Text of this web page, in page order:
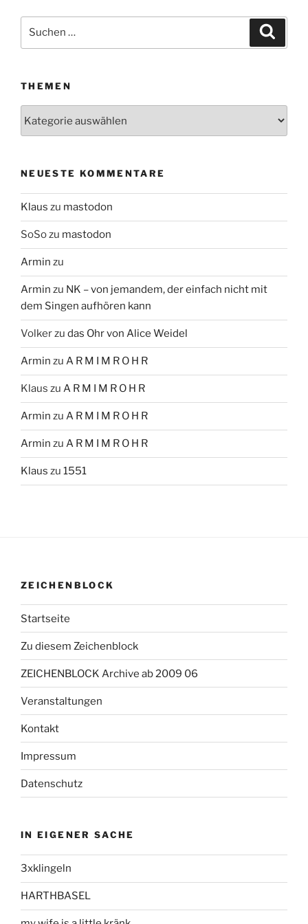
Suchen
THEMEN
NEUESTE KOMMENTARE
Klaus zu mastodon
SoSozu mastodon
Armin zu
Armin zu NK – von jemandem, der einfach nicht mit
dem Singen aufhören kann
Volkerzu das Ohr von Alice Weidel
Armin zu A R M I M R O H R
Klaus zu A R M I M R O H R
Armin zu A R M I M R O H R
Armin zu A R M I M R O H R
Klaus zu 1551
ZEICHENBLOCK
Startseite
Zu diesem Zeichenblock
ZEICHENBLOCK Archive ab 2009 06
Veranstaltungen
Kontakt
Impressum
Datenschutz
IN EIGENER SACHE
3xklingeln
HARTHBASEL